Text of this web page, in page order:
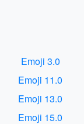
Emoji 3.0
Emoji 11.0
Emoji 13.0
Emoji 15.0